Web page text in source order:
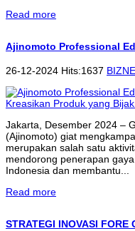
Read more
Ajinomoto Professional
26-12-2024 Hits:1637
Jakarta, Desember 2024 –
(Ajinomoto) giat
merupakan salah satu
mendorong penerapan
Indonesia dan membantu...
Read more
STRATEGI INOVASI